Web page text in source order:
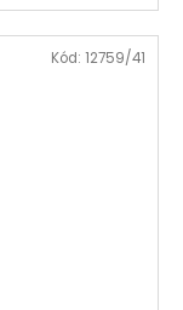
Kód: 12759/41